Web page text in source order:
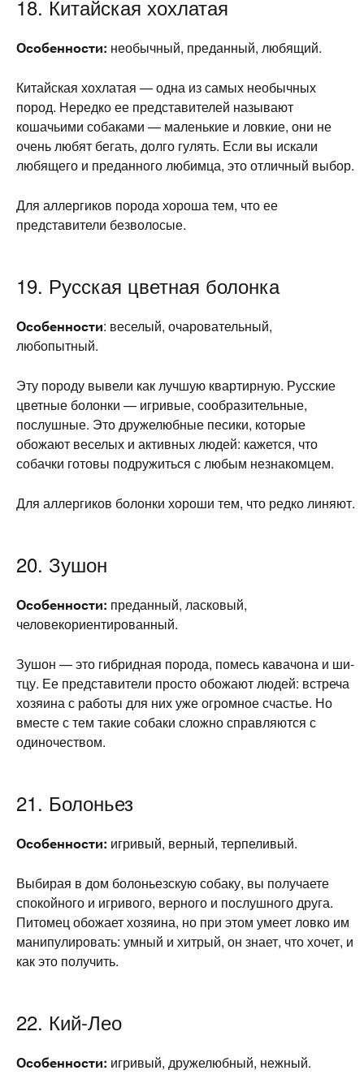
18. Китайская хохлатая
Особенности: необычный, преданный, любящий.
Китайская хохлатая — одна из самых необычных
пород. Нередко ее представителей называют
кошачьими собаками — маленькие и ловкие, они не
очень любят бегать, долго гулять. Если вы искали
любящего и преданного любимца, это отличный выбор.
Для аллергиков порода хороша тем, что ее
представители безволосые.
19. Русская цветная болонка
Особенности: веселый, очаровательный,
любопытный.
Эту породу вывели как лучшую квартирную. Русские
цветные болонки — игривые, сообразительные,
послушные. Это дружелюбные песики, которые
обожают веселых и активных людей: кажется, что
собачки готовы подружиться с любым незнакомцем.
Для аллергиков болонки хороши тем, что редко линяют.
20. Зушон
Особенности: преданный, ласковый,
человекориентированный.
Зушон — это гибридная порода, помесь кавачона и ши-
тцу. Ее представители просто обожают людей: встреча
хозяина с работы для них уже огромное счастье. Но
вместе с тем такие собаки сложно справляются с
одиночеством.
21. Болоньез
Особенности: игривый, верный, терпеливый.
Выбирая в дом болоньезскую собаку, вы получаете
спокойного и игривого, верного и послушного друга.
Питомец обожает хозяина, но при этом умеет ловко им
манипулировать: умный и хитрый, он знает, что хочет, и
как это получить.
22. Кий-Лео
Особенности: игривый, дружелюбный, нежный.